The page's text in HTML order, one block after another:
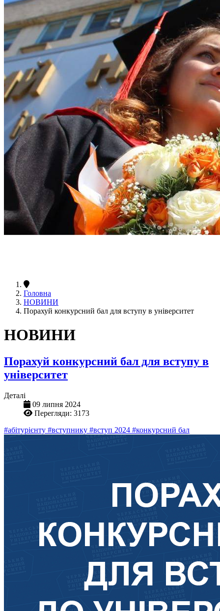
Головна
НОВИНИ
Порахуй конкурсний бал для вступу в університет
НОВИНИ
Порахуй конкурсний бал для вступу в
університет
Деталі
09 липня 2024
Перегляди: 3173
#абітурієнту #вступнику #вступ 2024 #конкурсний бал